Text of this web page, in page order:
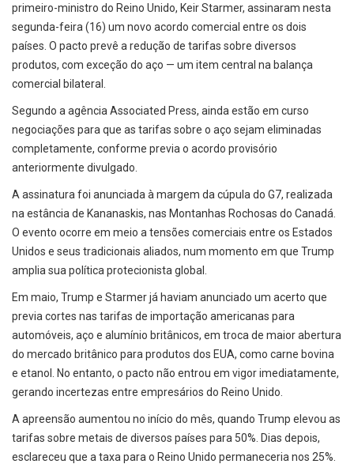
primeiro-ministro do Reino Unido, Keir Starmer, assinaram nesta
segunda-feira (16) um novo acordo comercial entre os dois
países. O pacto prevê a redução de tarifas sobre diversos
produtos, com exceção do aço — um item central na balança
comercial bilateral.
Segundo a agência Associated Press, ainda estão em curso
negociações para que as tarifas sobre o aço sejam eliminadas
completamente, conforme previa o acordo provisório
anteriormente divulgado.
A assinatura foi anunciada à margem da cúpula do G7, realizada
na estância de Kananaskis, nas Montanhas Rochosas do Canadá.
O evento ocorre em meio a tensões comerciais entre os Estados
Unidos e seus tradicionais aliados, num momento em que Trump
amplia sua política protecionista global.
Em maio, Trump e Starmer já haviam anunciado um acerto que
previa cortes nas tarifas de importação americanas para
automóveis, aço e alumínio britânicos, em troca de maior abertura
do mercado britânico para produtos dos EUA, como carne bovina
e etanol. No entanto, o pacto não entrou em vigor imediatamente,
gerando incertezas entre empresários do Reino Unido.
A apreensão aumentou no início do mês, quando Trump elevou as
tarifas sobre metais de diversos países para 50%. Dias depois,
esclareceu que a taxa para o Reino Unido permaneceria nos 25%.